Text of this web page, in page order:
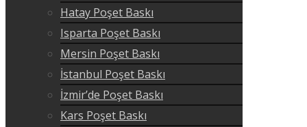
Hatay Poşet Baskı
Isparta Poşet Baskı
Mersin Poşet Baskı
İstanbul Poşet Baskı
İzmir’de Poşet Baskı
Kars Poşet Baskı